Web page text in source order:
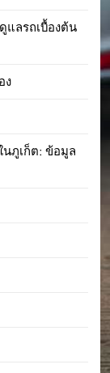
แลรถเบื้องต้น
ง
นภูเก็ต: ข้อมูล